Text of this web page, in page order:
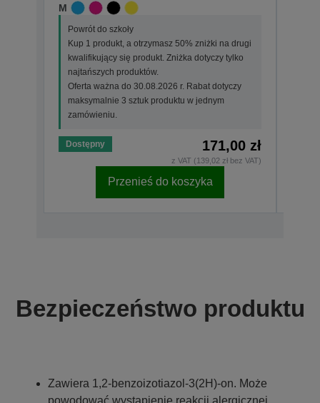
M
Powrót do szkoły
Kup 1 produkt, a otrzymasz 50% zniżki na drugi
kwalifikujący się produkt. Zniżka dotyczy tylko
najtańszych produktów.
Oferta ważna do 30.08.2026 r. Rabat dotyczy
maksymalnie 3 sztuk produktu w jednym
zamówieniu.
Dostępny 171,00 zł
z VAT (139,02 zł bez VAT)
Przenieś do koszyka
Bezpieczeństwo produktu
Zawiera 1,2-benzoizotiazol-3(2H)-on. Może
powodować wystąpienie reakcji alergicznej.